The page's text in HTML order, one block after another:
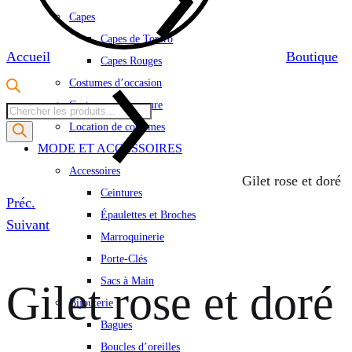
Capes
Capes de Torero
Capes Rouges
Costumes d’occasion
Costumes sur mesure
Location de costumes
MODE ET ACCESSOIRES
Accessoires
Ceintures
Épaulettes et Broches
Marroquinerie
Porte-Clés
Sacs à Main
Bijouterie
Bagues
Boucles d’oreilles
Recherche
de
produits
Accueil Boutique
Gilet rose et doré
Product
navigation
Préc.
Suivant
Gilet rose et doré